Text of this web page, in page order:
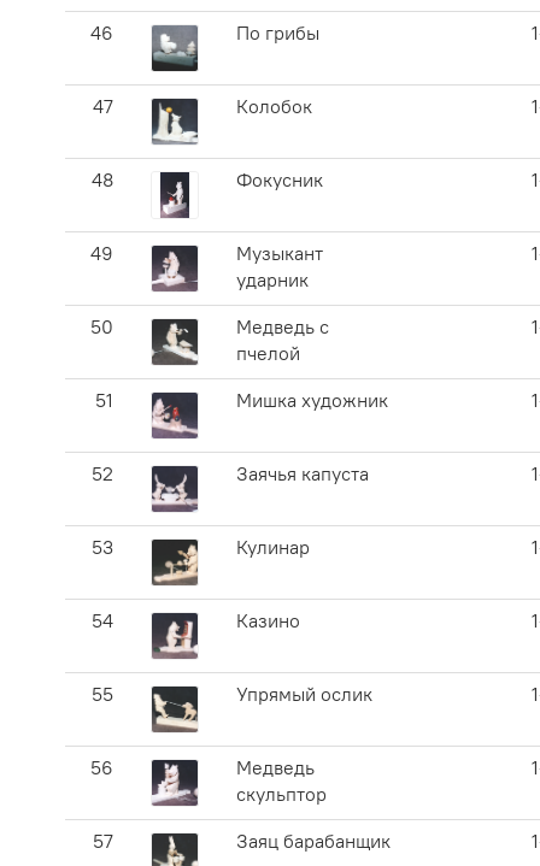
46 По грибы
47 Колобок
48 Фокусник
49
Музыкант
ударник
50
Медведь с
пчелой
51 Мишка художник
52 Заячья капуста
53 Кулинар
54 Казино
55 Упрямый ослик
56
Медведь
скульптор
57 Заяц барабанщик